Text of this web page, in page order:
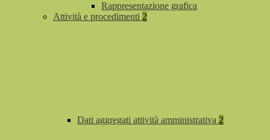
Rappresentazione grafica
Attività e procedimenti 2
Dati aggregati attività amministrativa 2